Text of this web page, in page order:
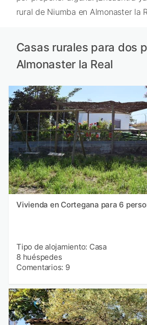
rural de Niumba en Almonaster la
Casas rurales para dos
Almonaster la Real
Vivienda en Cortegana para 6
Tipo de alojamiento: Casa
8 huéspedes
Comentarios: 9